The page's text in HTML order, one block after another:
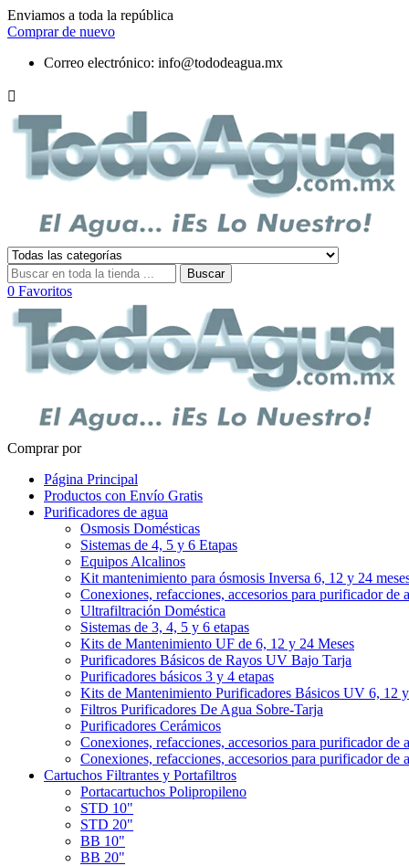
Enviamos a toda la república
Comprar de nuevo
Correo electrónico: info@tododeagua.mx

Buscar
0 Favoritos
Comprar por
Página Principal
Productos con Envío Gratis
Purificadores de agua
Osmosis Domésticas
Sistemas de 4, 5 y 6 Etapas
Equipos Alcalinos
Kit mantenimiento para ósmosis Inversa 6, 12 y 24
Conexiones, refacciones, accesorios para purificador de
Ultrafiltración Doméstica
Sistemas de 3, 4, 5 y 6 etapas
Kits de Mantenimiento UF de 6, 12 y 24 Meses
Purificadores Básicos de Rayos UV Bajo Tarja
Purificadores básicos 3 y 4 etapas
Kits de Mantenimiento Purificadores Básicos UV 6, 12
Filtros Purificadores De Agua Sobre-Tarja
Purificadores Cerámicos
Conexiones, refacciones, accesorios para purificador de
Conexiones, refacciones, accesorios para purificador de
Cartuchos Filtrantes y Portafiltros
Portacartuchos Polipropileno
STD 10"
STD 20"
BB 10"
BB 20"